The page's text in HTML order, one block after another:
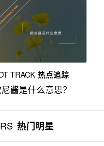
TRACK 热点追踪
酱是什么意思？
热门明星